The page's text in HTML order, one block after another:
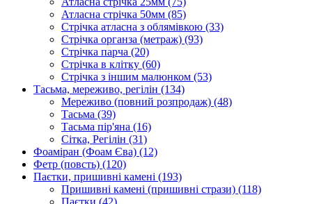
Атласна стрічка 50мм (85)
Стрічка атласна з облямівкою (33)
Стрічка органза (метраж) (93)
Стрічка парча (20)
Стрічка в клітку (60)
Стрічка з іншим малюнком (53)
Тасьма, мереживо, регілін (134)
Мереживо (повний розпродаж) (48)
Тасьма (39)
Тасьма пір'яна (16)
Сітка, Регілін (31)
Фоаміран (Фоам Єва) (12)
Фетр (повсть) (120)
Паєтки, пришивні камені (193)
Пришивні камені (пришивні стрази) (118)
Паєтки (42)